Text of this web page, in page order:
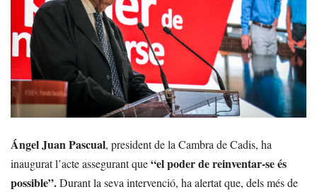
Ángel Juan Pascual, president de la Cambra de Cadis, ha
inaugurat l’acte assegurant que“el poder de reinventar-se és
possible”.Durant la seva intervenció, ha alertat que, dels més de